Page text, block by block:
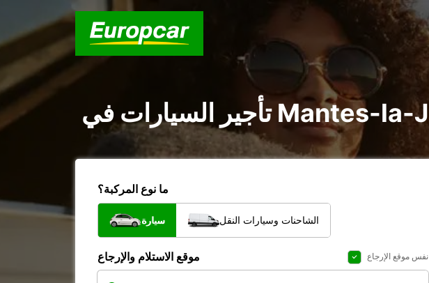
ما نوع المركبة؟
سيارة الشاحنات وسيارات النقل
موقع الاستلام والإرجاع نفس موقع الإرجاع